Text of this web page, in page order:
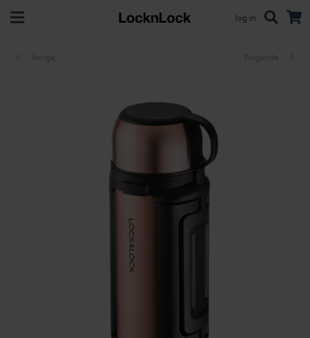
log in
Vorige Volgende